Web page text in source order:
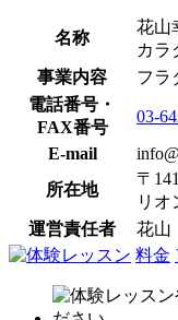
名称
花山
カラ
事業内容
フラ
電話番号・
FAX番号
03-
E-mail
所在地
〒
リオ
運営責任者
花
料金